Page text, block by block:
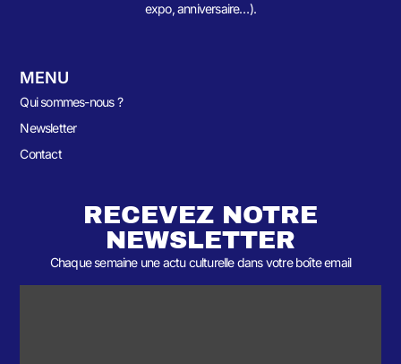
expo, anniversaire…).
MENU
Qui sommes-nous ?
Newsletter
Contact
RECEVEZ NOTRE
NEWSLETTER
Chaque semaine une actu culturelle dans votre boîte email